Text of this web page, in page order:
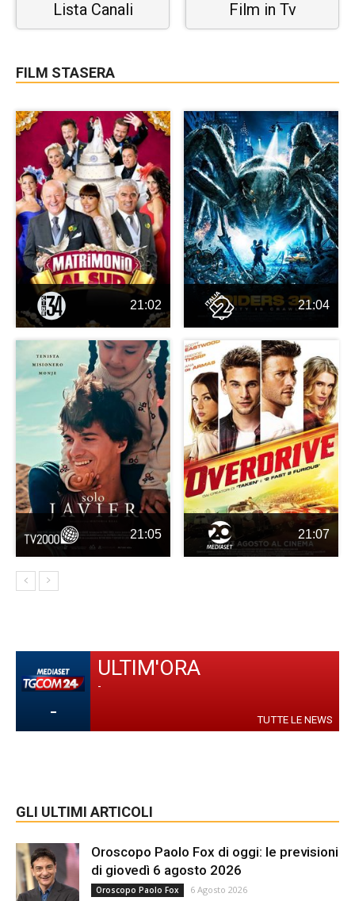
Lista Canali Film in Tv
FILM STASERA
21:02 21:04
21:05 21:07
-
ULTIM'ORA
-
TUTTE LE NEWS
GLI ULTIMI ARTICOLI
Oroscopo Paolo Fox di oggi: le previsioni
di giovedì 6 agosto 2026
Oroscopo Paolo Fox 6 Agosto 2026